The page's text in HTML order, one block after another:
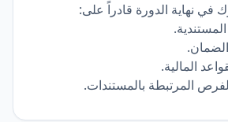
نهاية الدورة قادراً على:
المالية.
المرتبطة بالمستندات.